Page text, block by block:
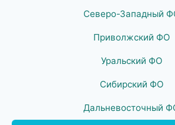
Северо-Западный
Приволжский ФО
Уральский ФО
Сибирский ФО
Дальневосточный